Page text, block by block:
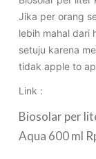
Jika per orang
lebih mahal dari
setuju karena
tidak apple to
Link :
Biosolar per
Aqua 600 ml